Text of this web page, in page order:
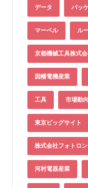
データ パッ
マーベル ル
京都機械工具株式
因幡電機産業
工具 市場動向
東京ビッグサイト
株式会社フォトロン
河村電器産業